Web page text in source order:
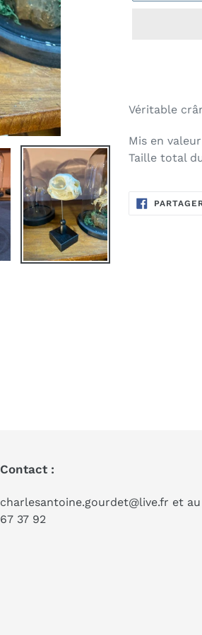
d'un
à
votre
Véritable
Mis en
Taille total
Contact :
charlesantoine.gourdet@live.fr et
67 37 92